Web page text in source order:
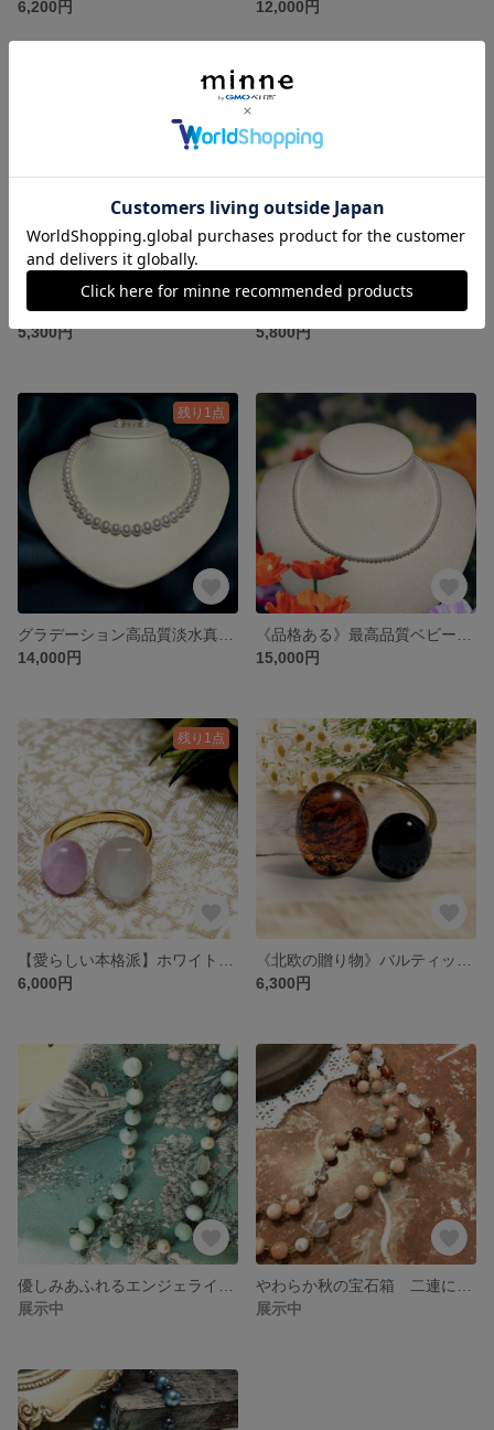
6,200円 12,000円
天然石NYハーキマーダイアモンド ビーディングチェーン 華奢ネックレス
5,300円
上品さが際立つ タイガーアイ＆ホワイトローズクォーツ フォークリング フリーサイズ 天然石
5,800円
残り1点
14,000円
15,000円
残り1点
6,000円
6,300円
展示中
展示中